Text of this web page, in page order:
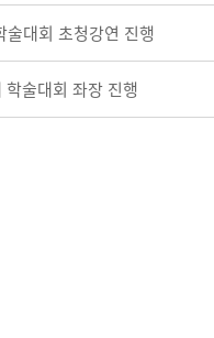
대회 초청강연 진행
술대회 좌장 진행